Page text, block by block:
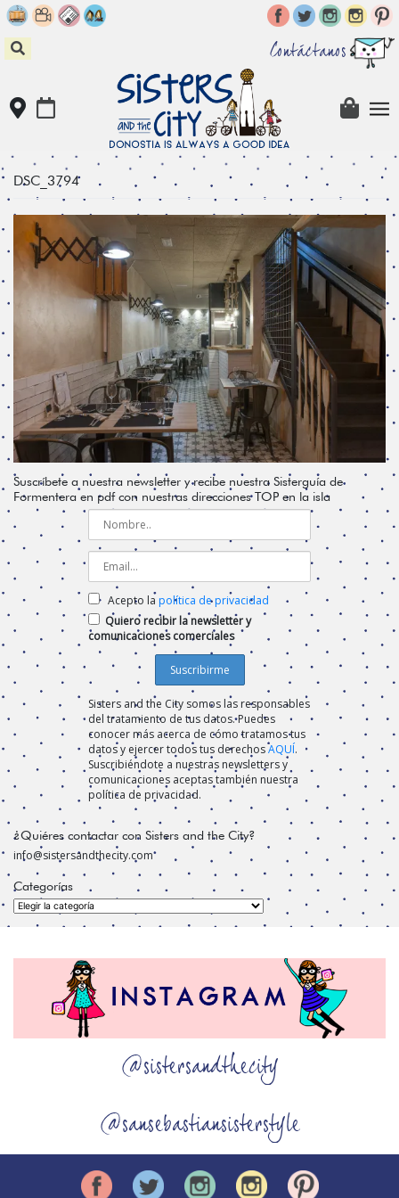
Skip
to
content
Contáctanos
DSC_3794
Suscríbete a nuestra newsletter y recibe nuestra Sisterguía de
Formentera en pdf con nuestras direcciones TOP en la isla
Acepto la política de privacidad
Quiero recibir la newsletter y
comunicaciones comerciales
Sisters and the City somos las responsables
del tratamiento de tus datos. Puedes
conocer más acerca de cómo tratamos tus
datos y ejercer todos tus derechosAQUÍ.
Suscribiéndote a nuestras newsletters y
comunicaciones aceptas también nuestra
política de privacidad.
¿Quiéres contactar con Sisters and the City?
info@sistersandthecity.com
Categorías
Categorías
@sistersandthecity
@sansebastiansisterstyle